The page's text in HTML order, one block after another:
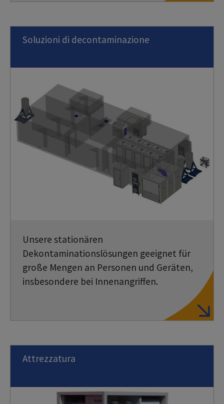
Soluzioni di decontaminazione
Unsere stationären
Dekontaminationslösungen geeignet für
große Mengen an Personen und Geräten,
insbesondere bei Innenangriffen.
Attrezzatura